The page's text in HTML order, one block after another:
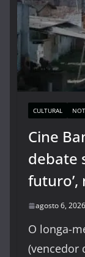
CULTURAL
Cine
debate
futuro’,
agosto 6, 2026
O longa-
(vencedor